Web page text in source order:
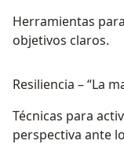
Herramientas
objetivos claros.
Resiliencia – “La
Técnicas para
perspectiva ante